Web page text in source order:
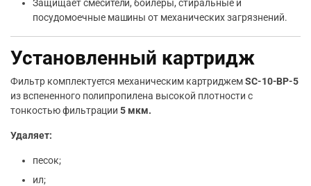
Защищает смесители, бойлеры, стиральные и
посудомоечные машины от механических загрязнений.
Установленный картридж
Фильтр комплектуется механическим картриджемSC-10-BP-5
из вспененного полипропилена высокой плотности с
тонкостью фильтрации5 мкм.
Удаляет:
песок;
ил;